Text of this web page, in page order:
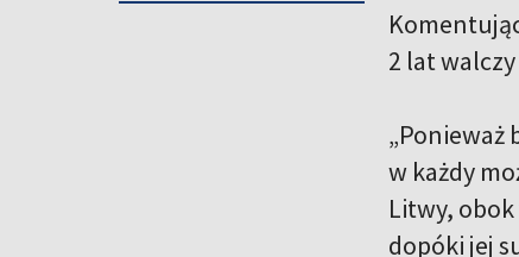
2 lat
„Ponieważ
w każdy
Litwy,
dopóki jej